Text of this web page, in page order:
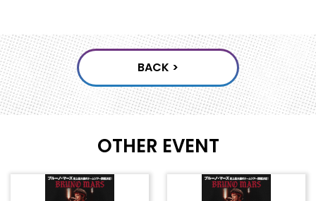
OTHER EVENT